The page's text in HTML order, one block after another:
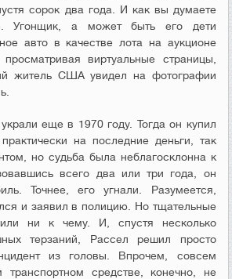
сорок два года. И как вы думаете
Угонщик, а может быть его дети
авто в качестве лота на аукционе
виртуальные страницы,
житель США увидел на фотографии
еще в 1970 году. Тогда он купил
на последние деньги, так
но судьба была неблагосклонна к
всего два или три года, он
Точнее, его угнали. Разумеется,
и заявил в полицию. Но тщательные
ни к чему. И, спустя несколько
терзаний, Рассел решил просто
из головы. Впрочем, совсем
средстве, конечно, не